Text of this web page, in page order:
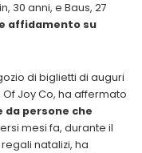
30 anni, e Baus, 27
affidamento su
di biglietti di auguri
Joy Co, ha affermato
da persone che
mesi fa, durante il
natalizi, ha